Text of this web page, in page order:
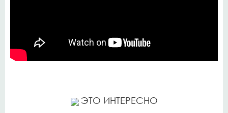
ЭТО ИНТЕРЕСНО